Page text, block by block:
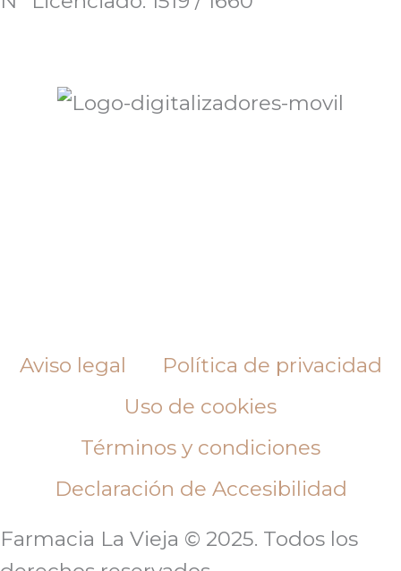
Aviso legal
Política de privacidad
Uso de cookies
Términos y condiciones
Declaración de Accesibilidad
Farmacia La Vieja © 2025. Todos los